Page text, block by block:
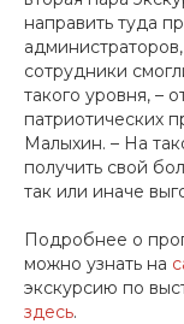
направить туда
сотрудники
такого уровня, –
патриотических
Малыхин. – На
получить свой
так или иначе
Подробнее о
можно узнать на
экскурсию по
здесь.